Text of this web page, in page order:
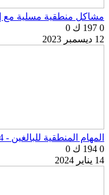
مشاكل منطقية مسلية مع
0 197 ك
0
12 ديسمبر 2023
المهام المنطقية للبالغين - 14 تمرينًا مبتكرًا
0 194 ك
0
14 يناير 2024